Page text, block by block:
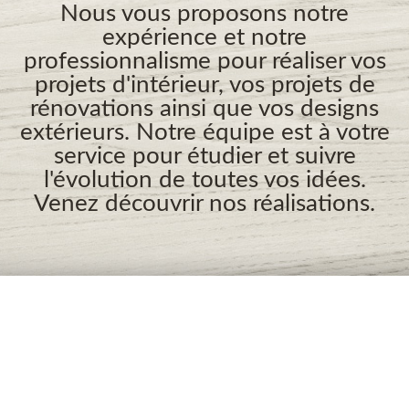
Nous vous proposons notre
expérience et notre
professionnalisme pour réaliser vos
projets d'intérieur, vos projets de
rénovations ainsi que vos designs
extérieurs. Notre équipe est à votre
service pour étudier et suivre
l'évolution de toutes vos idées.
Venez découvrir nos réalisations.